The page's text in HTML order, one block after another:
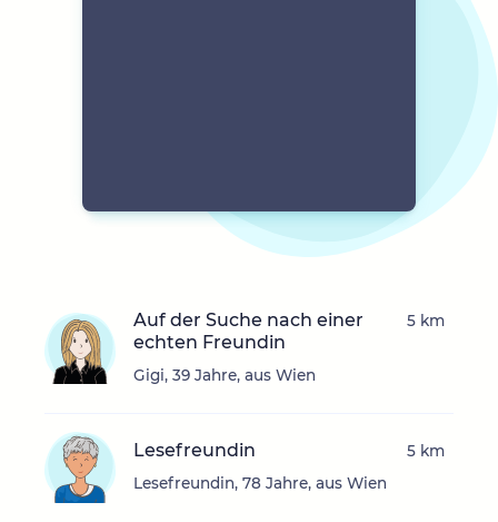
Auf der Suche nach einer
echten Freundin
Gigi, 39 Jahre, aus Wien
5 km
Lesefreundin
Lesefreundin, 78 Jahre, aus Wien
5 km